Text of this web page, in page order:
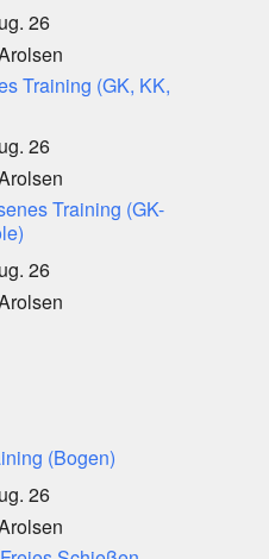
26
Training (GK, KK,
26
Training (GK-
26
(Bogen)
26